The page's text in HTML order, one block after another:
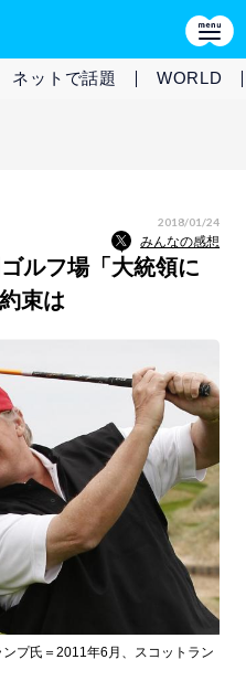
ネットで話題 WORLD
2018/01/24
みんなの感想
ルフ場「大統領に
束は
プ氏＝2011年6月、スコットラン